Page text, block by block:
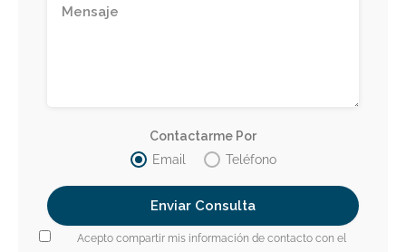
Contactarme Por
Email
Teléfono
Acepto compartir mis información de contacto con el